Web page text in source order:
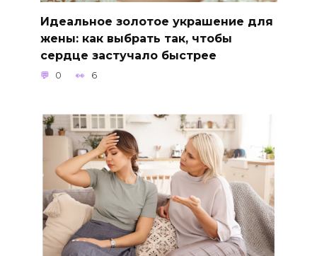
Идеальное золотое украшение для
жены: как выбрать так, чтобы
сердце застучало быстрее
0 6